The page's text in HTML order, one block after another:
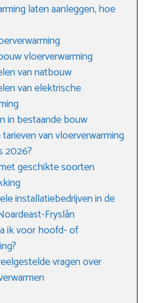
laten aanleggen, hoe
vloerverwarming
van natbouw
van elektrische
in bestaande bouw
van vloerverwarming
2026?
geschikte soorten
installatiebedrijven in de
Fryslân
ik voor hoofd- of
vragen over